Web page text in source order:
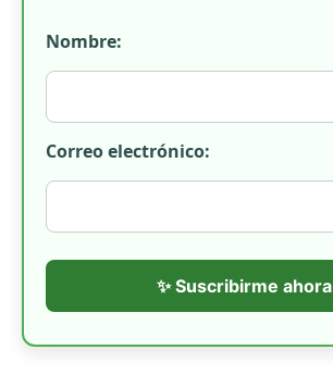
Nombre:
Correo electrónico:
✨ Suscribirme ahora